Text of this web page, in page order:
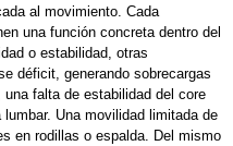
al movimiento. Cada
una función concreta dentro del
o estabilidad, otras
déficit, generando sobrecargas
falta de estabilidad del core
Una movilidad limitada de
en rodillas o espalda. Del mismo